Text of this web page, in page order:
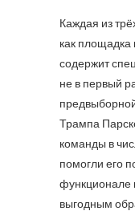
Каждая из
как площадка
содержит
не в первый
Трампа
команды в
помогли его
функционале
выгодным